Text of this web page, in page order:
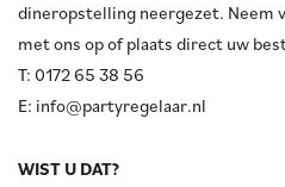
dineropstelling neergezet. Neem
met ons op of plaats direct uw
T: 0172 65 38 56
E: info@partyregelaar.nl
WIST U DAT?